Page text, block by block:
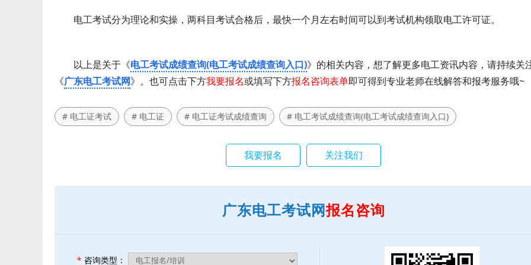
电工考试分为理论和实操，两科目考试合格后，最快一个月左右时间可以到考试机构领取电工许可证。
以上是关于《电工考试成绩查询(电工考试成绩查询入口)》的相关内容，想了解更多电工资讯内容，请持续关
《广东电工考试网》。也可点击下方我要报名或填写下方报名咨询表单即可得到专业老师在线解答和报考服务哦~
# 电工证考试 # 电工证 # 电工证考试成绩查询 # 电工考试成绩查询(电工考试成绩查询入口)
我要报名 关注我们
广东电工考试网报名咨询
* 咨询类型：